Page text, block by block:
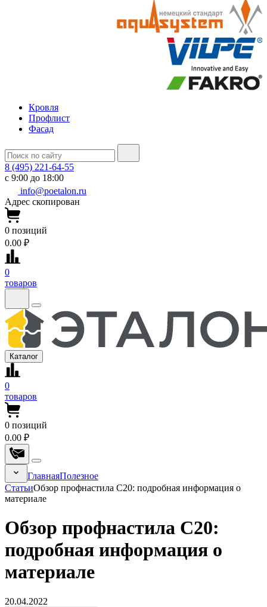
Кровля
Профлист
Фасад
8 (495) 221-64-55
с 9:00 до 18:00
info@poetalon.ru
Адрес скопирован
0 позиций
0.00 ₽
0
товаров
Каталог
0
товаров
0 позиций
0.00 ₽
ГлавнаяПолезное
СтатьиОбзор профнастила С20: подробная информация о
материале
Обзор профнастила С20:
подробная информация о
материале
20.04.2022